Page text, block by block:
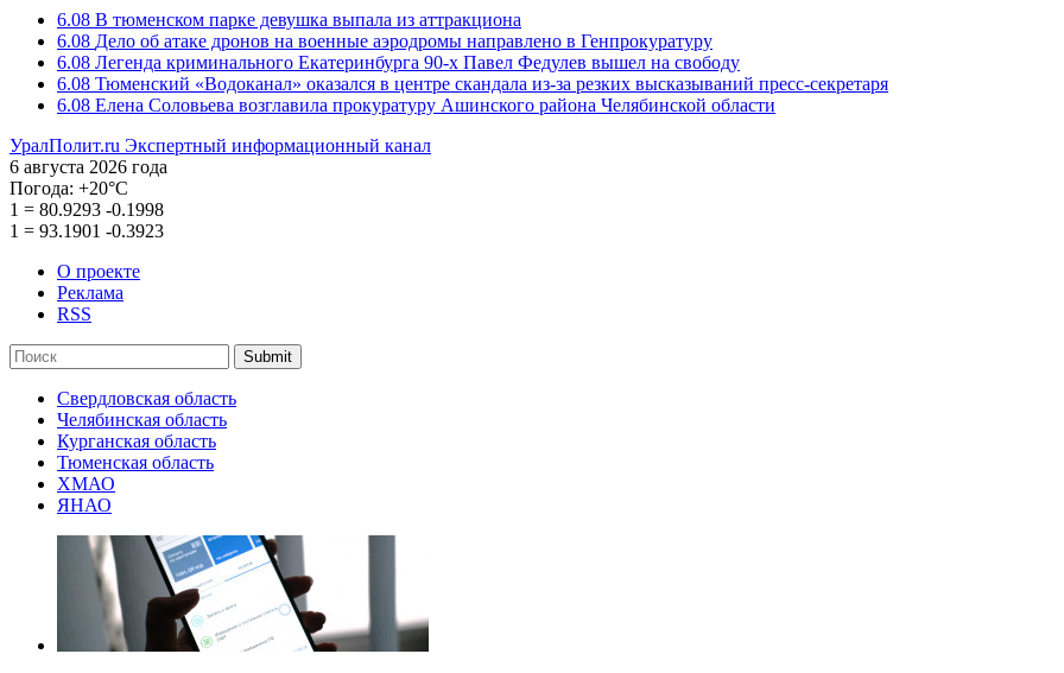
6.08 В тюменском парке девушка выпала из аттракциона
6.08 Дело об атаке дронов на военные аэродромы направлено в Генпрокуратуру
6.08 Легенда криминального Екатеринбурга 90-х Павел Федулев вышел на свободу
6.08 Тюменский «Водоканал» оказался в центре скандала из-за резких высказываний пресс-секретаря
6.08 Елена Соловьева возглавила прокуратуру Ашинского района Челябинской области
УралПолит.ru Экспертный информационный канал
6 августа 2026 года
Погода: +20°С
1 = 80.9293 -0.1998
1 = 93.1901 -0.3923
О проекте
Реклама
RSS
Submit
Свердловская область
Челябинская область
Курганская область
Тюменская область
ХМАО
ЯНАО